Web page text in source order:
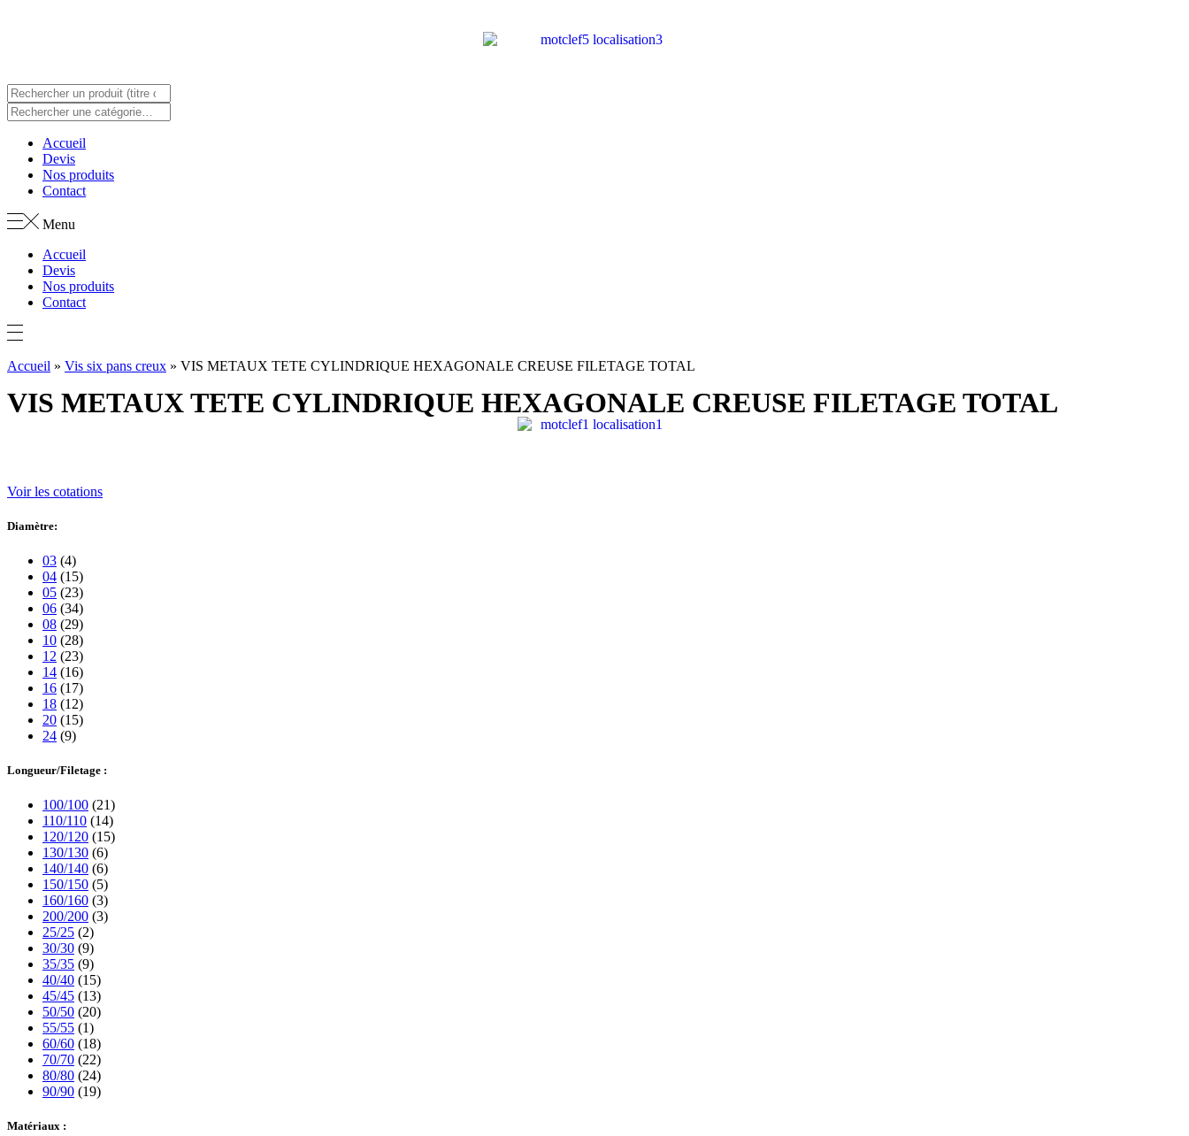
Accueil
Devis
Nos produits
Contact
Menu
Accueil
Devis
Nos produits
Contact
Accueil » Vis six pans creux » VIS METAUX TETE CYLINDRIQUE HEXAGONALE CREUSE FILETAGE TOTAL
VIS METAUX TETE CYLINDRIQUE HEXAGONALE CREUSE FILETAGE TOTAL
Voir les cotations
Diamètre:
03 (4)
04 (15)
05 (23)
06 (34)
08 (29)
10 (28)
12 (23)
14 (16)
16 (17)
18 (12)
20 (15)
24 (9)
Longueur/Filetage :
100/100 (21)
110/110 (14)
120/120 (15)
130/130 (6)
140/140 (6)
150/150 (5)
160/160 (3)
200/200 (3)
25/25 (2)
30/30 (9)
35/35 (9)
40/40 (15)
45/45 (13)
50/50 (20)
55/55 (1)
60/60 (18)
70/70 (22)
80/80 (24)
90/90 (19)
Matériaux :